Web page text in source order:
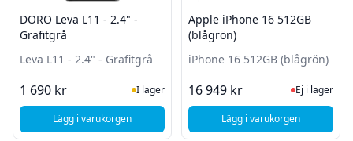
DORO Leva L11 - 2.4" -
Grafitgrå
Leva L11 - 2.4" - Grafitgrå
1 690 kr I Lager
I lager
Lägg i varukorgen, DORO Leva L11 - 2.4" - Grafitgrå
Apple iPhone 16 512GB
(blågrön)
iPhone 16 512GB (blågrön)
16 949 kr Ej i lager,
Ej i lager
Lägg i varukorgen, Apple iPhone 16